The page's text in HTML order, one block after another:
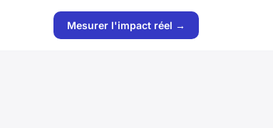
Mesurer l'impact réel →